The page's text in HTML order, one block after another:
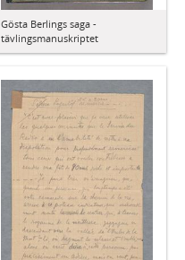
Gösta Berlings saga -
tävlingsmanuskriptet